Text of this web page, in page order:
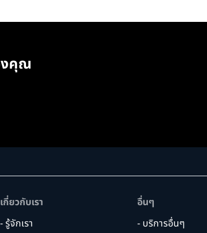
งคุณ
เกี่ยวกับเรา
- รู้จักเรา
อื่นๆ
- บริการอื่นๆ